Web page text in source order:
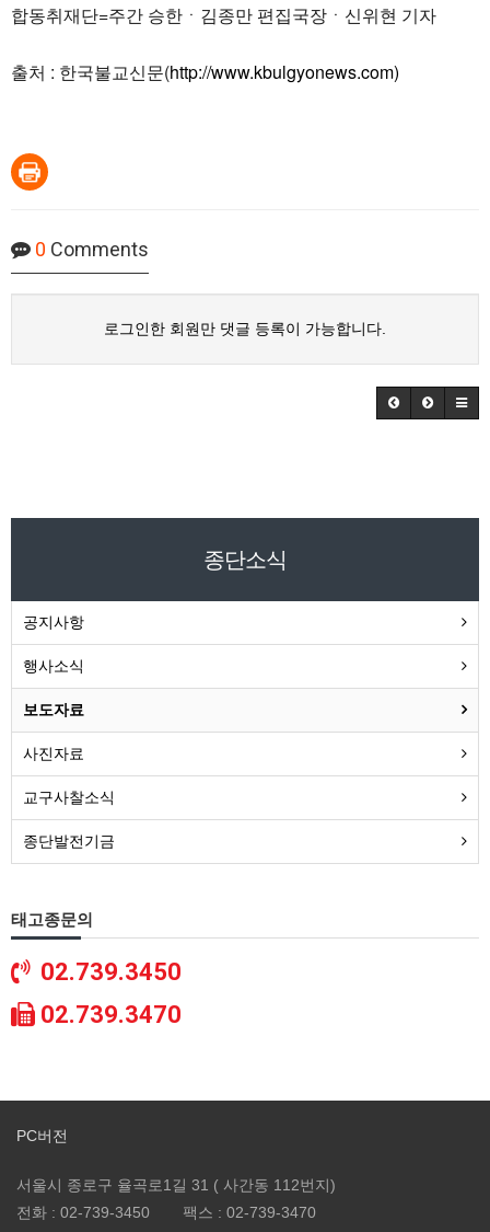
합동취재단=주간 승한ㆍ김종만 편집국장ㆍ신위현 기자
출처 : 한국불교신문(http://www.kbulgyonews.com)
0 Comments
로그인한 회원만 댓글 등록이 가능합니다.
종단소식
공지사항
행사소식
보도자료
사진자료
교구사찰소식
종단발전기금
태고종문의
02.739.3450
02.739.3470
PC버전
서울시 종로구 율곡로1길 31 ( 사간동 112번지)
전화 : 02-739-3450 팩스 : 02-739-3470